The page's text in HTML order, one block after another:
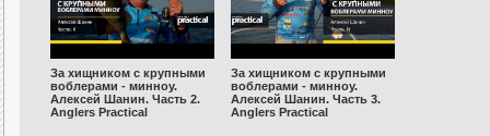
За хищником с крупными
воблерами - минноу.
Алексей Шанин. Часть 2.
Anglers Practiсal
За хищником с крупными
воблерами - минноу.
Алексей Шанин. Часть 3.
Anglers Practiсal